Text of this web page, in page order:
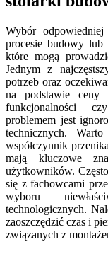
Wybór
procesie budowy lub
które mogą
Jednym z
potrzeb oraz
na podstawie
funkcjonalności
problemem jest
technicznych.
współczynnik
mają kluczowe
użytkowników.
się z fachowcami
wyboru
technologicznych.
zaoszczędzić czas i
związanych z